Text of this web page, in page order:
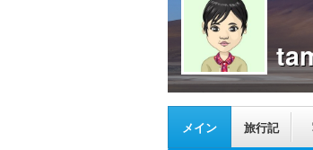
メイン 旅行記